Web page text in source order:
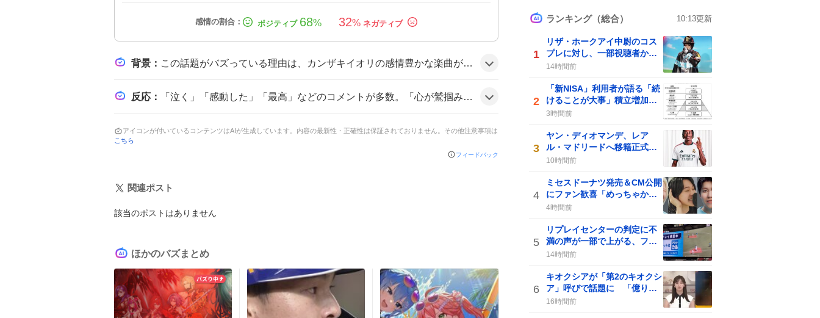
68% 32%
背景 ： この話題がバズっている理由は、カンザキイオリの感情豊かな楽曲がVTuber渚トラウトの歌声と相性が良く、3D配信での初披露が期待感を呼んだため、ファンの感動が拡散した可能性がある。
反応 ： 「泣く」「感動した」「最高」などのコメントが多数。「心が鷲掴み」「命に救われた」も寄せられ、視聴者は渚トラウトの歌声に胸を打たれた様子だ。「最高すぎる」や「感情がむき出し」など、熱狂的な声が目立つ雰囲気だ。
アイコンが付いているコンテンツはAIが生成しています。内容の最新性・正確性は保証されておりません。その他注意事項は
こちら
フィードバック
関連ポスト
該当のポストはありません
ほかのバズまとめ
ランキング（総合） 10:13更新
1
リザ・ホークアイ中尉のコス
プレに対し、一部視聴者から
批判の声が上がる
14時間前
2
「新NISA」利用者が語る「続
けることが大事」積立増加の
声が広がる
3時間前
3
ヤン・ディオマンデ、レア
ル・マドリードへ移籍正式発
表 “最高額”で期待の声が沸
10時間前
4
ミセスドーナツ発売＆CM公開
にファン歓喜「めっちゃかわ
いい」購入争奪戦も
4時間前
5
リプレイセンターの判定に不
満の声が一部で上がる、ファ
ンは「アウトだって！」と意
14時間前
6
キオクシアが「第2のキオクシ
ア」呼びで話題に 「億り人
量産年」の期待が一部で広が
16時間前